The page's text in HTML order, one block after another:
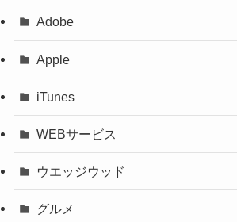
Adobe
Apple
iTunes
WEBサービス
ウエッジウッド
グルメ